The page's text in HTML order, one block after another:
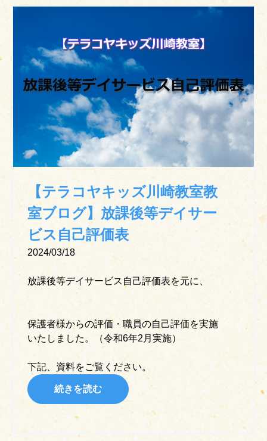
【テラコヤキッズ川崎教室教
室ブログ】放課後等デイサー
ビス自己評価表
2024/03/18
放課後等デイサービス自己評価表を元に、
保護者様からの評価・職員の自己評価を実施
いたしました。（令和6年2月実施）
下記、資料をご覧ください。
続きを読む